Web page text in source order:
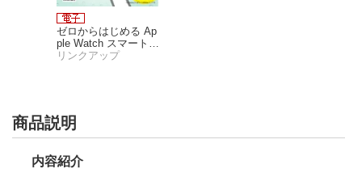
ゼロからはじめる Ap
ple Watch スマートガ
イド［Series 3対応
リンクアップ
商品説明
内容紹介